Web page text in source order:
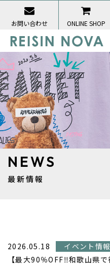
NEWS
最新情報
2026.05.18
イベント情報
お問い合わせ ONLINE SHOP